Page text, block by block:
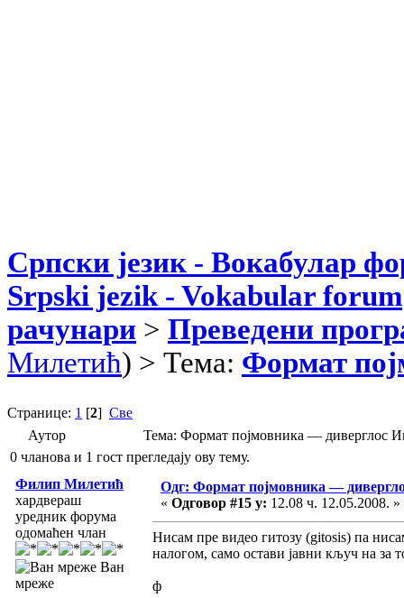
Српски језик - Вокабулар
Srpski jezik - Vokabular forum
рачунари > Преведени
Милетић) > Тема: Формат
Странице: 1 [2] Све
Аутор
Тема: Формат појмовника — диверглос
0 чланова и 1 гост прегледају ову тему.
Филип Милетић
хардвераш
уредник форума
одомаћен члан
Ван
мреже
Одг: Формат појмовника —
« Одговор #15 у: 12.08 ч. 12.05.2008. »
Нисам пре видео гитозу (gitosis) па
налогом, само остави јавни кључ на за
ф